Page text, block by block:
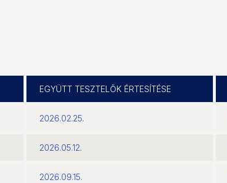
EGYÜTT TESZTELŐK ÉRTESÍTÉSE
2026.02.25.
2026.05.12.
2026.09.15.